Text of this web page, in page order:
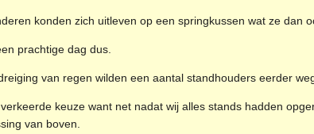
konden zich uitleven op een springkussen wat ze dan
prachtige dag dus.
van regen wilden een aantal standhouders eerder
keuze want net nadat wij alles stands hadden
van boven.